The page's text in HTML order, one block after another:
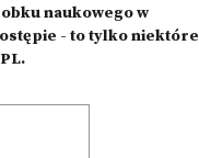
naukowego w
- to tylko niektóre
.